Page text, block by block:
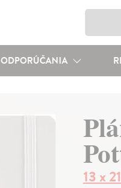
ODPORÚČANIA
13 x